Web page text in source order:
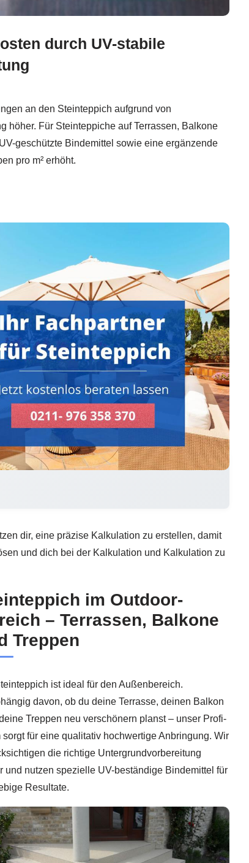
durch UV-stabile
an den Steinteppich aufgrund von
höher. Für Steinteppiche auf Terrassen, Balkone
geschützte Bindemittel sowie eine ergänzende
pro m² erhöht.
dir, eine präzise Kalkulation zu erstellen, damit
und dich bei der Kalkulation und Kalkulation zu
im Outdoor-
– Terrassen, Balkone
Treppen
ist ideal für den Außenbereich.
davon, ob du deine Terrasse, deinen Balkon
Treppen neu verschönern planst – unser Profi-
sorgt für eine qualitativ hochwertige Anbringung. Wir
die richtige Untergrundvorbereitung
und nutzen spezielle UV-beständige Bindemittel für
Resultate.